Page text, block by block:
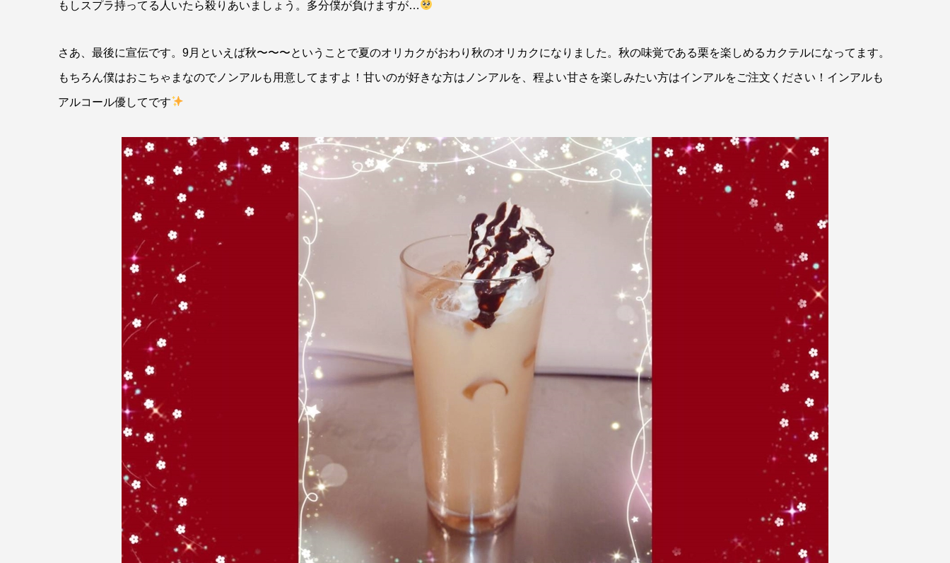
もしスプラ持ってる人いたら殺りあいましょう。多分僕が負けますが…
さあ、最後に宣伝です。9月といえば秋〜〜〜ということで夏のオリカクがおわり秋のオリカクになりました。秋の味覚である栗を楽しめるカクテルになってます。
もちろん僕はおこちゃまなのでノンアルも用意してますよ！甘いのが好きな方はノンアルを、程よい甘さを楽しみたい方はインアルをご注文ください！インアルも
アルコール優してです